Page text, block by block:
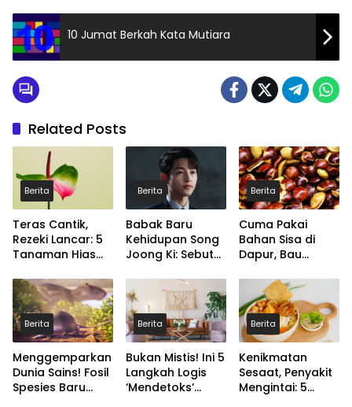
10 Jumat Berkah Kata Mutiara
Related Posts
Berita
Teras Cantik,
Rezeki Lancar: 5
Tanaman Hias
yang Estetis dan
Penuh Energi
Positif
Berita
Babak Baru
Kehidupan Song
Joong Ki: Sebut
Kecilnya Kini
Adalah Sumber
Bahagia Paling
Utama
Berita
Cuma Pakai
Bahan Sisa di
Dapur, Bau
Seketika! Ini Trik
Ajaibnya
Berita
Menggemparkan
Dunia Sains! Fosil
Spesies Baru
Berita
Bukan Mistis! Ini 5
Langkah Logis
‘Mendetoks’
Berita
Kenikmatan
Sesaat, Penyakit
Mengintai: 5